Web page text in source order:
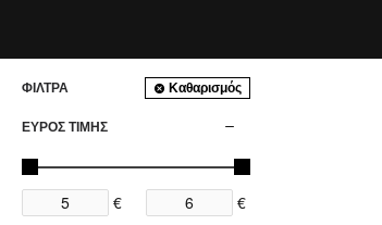
ΦΊΛΤΡΑ Καθαρισμός
ΕΥΡΟΣ ΤΙΜΗΣ
€ €